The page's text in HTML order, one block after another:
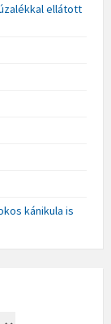
ellátott
kánikula is